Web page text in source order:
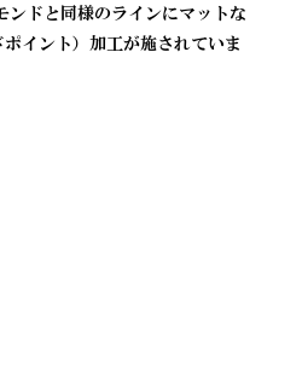
ドと同様のラインにマットな
イント）加工が施されていま